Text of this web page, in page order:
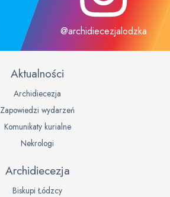
@archidiecezjalodzka
Aktualności
Archidiecezja
Zapowiedzi wydarzeń
Komunikaty kurialne
Nekrologi
Archidiecezja
Biskupi Łódzcy